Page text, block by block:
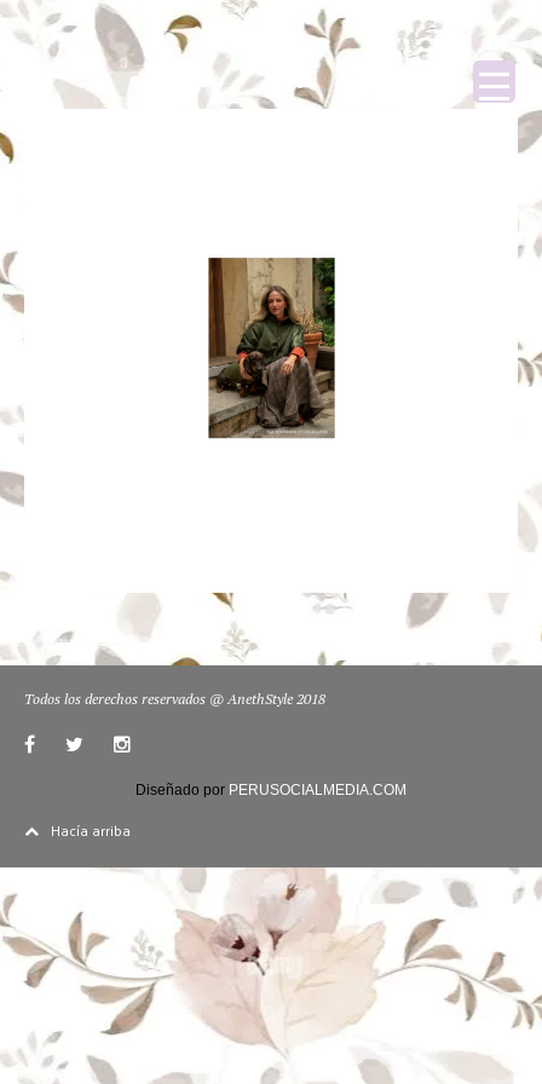
Todos los derechos reservados @ AnethStyle 2018
Diseñado por PERUSOCIALMEDIA.COM
Hacía arriba